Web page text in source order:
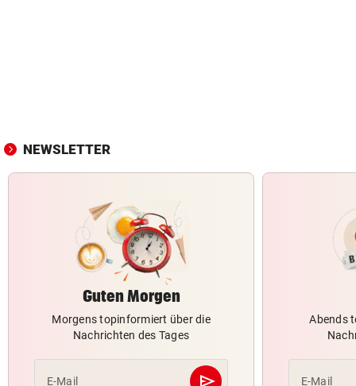
NEWSLETTER
Guten Morgen
Morgens topinformiert über die
Nachrichten des Tages
E-Mail send
Abends
E-Mail